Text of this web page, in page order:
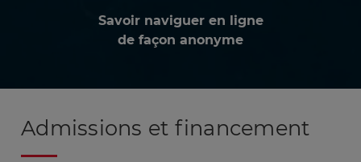
Savoir naviguer en ligne
de façon anonyme
Admissions et financement